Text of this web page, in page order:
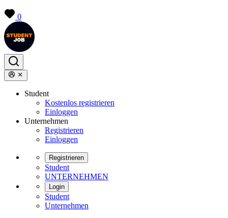
0
Student
Kostenlos registrieren
Einloggen
Unternehmen
Registrieren
Einloggen
Registrieren
Student
UNTERNEHMEN
Login
Student
Unternehmen